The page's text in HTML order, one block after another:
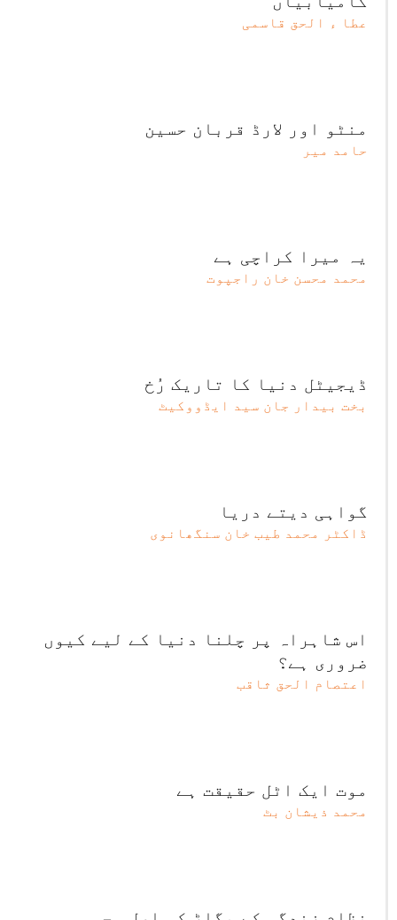
عطا ء الحق قاسمی
منٹو اور لارڈ قربان حسین
حامد میر
یہ میرا کراچی ہے
محمد محسن خان راجپوت
ڈیجیٹل دنیا کا تاریک رُخ
بخت بیدار جان سید ایڈووکیٹ
گواہی دیتے دریا
ڈاکٹر محمد طیب خان سنگھانوی
اس شاہراہ پر چلنا دنیا کے لیے کیوں
ضروری ہے؟
اعتصام الحق ثاقب
موت ایک اٹل حقیقت ہے
محمد ذیشان بٹ